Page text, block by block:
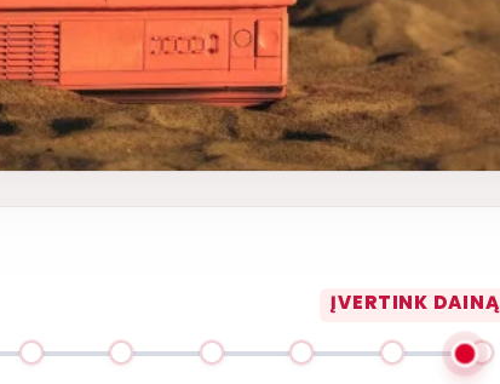
ĮVERTINK DAINĄ